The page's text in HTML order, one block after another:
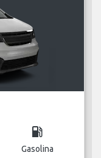
local_gas_station
Gasolina